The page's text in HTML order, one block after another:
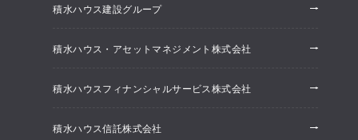
採用情報
ニュースリリース
積水ハウス建設グループ
積水ハウス・アセットマネジメント株式会社
積水ハウスフィナンシャルサービス株式会社
積水ハウス信託株式会社